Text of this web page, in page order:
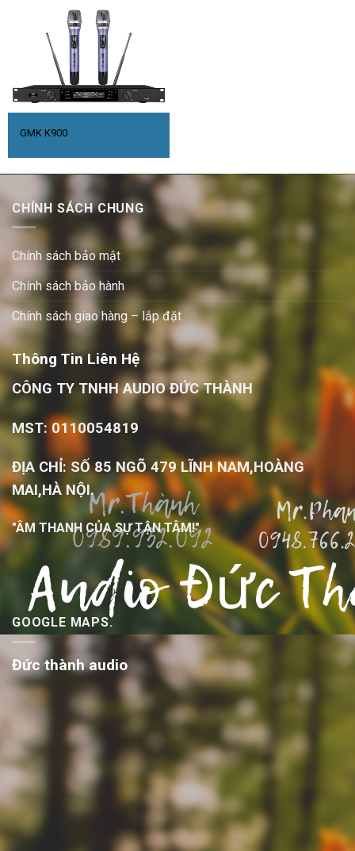
GMK K900
CHÍNH SÁCH CHUNG
Chính sách bảo mật
Chính sách bảo hành
Chính sách giao hàng – lắp đặt
Thông Tin Liên Hệ
CÔNG TY TNHH AUDIO ĐỨC THÀNH
MST: 0110054819
ĐỊA CHỈ: SỐ 85 NGÕ 479 LĨNH NAM,HOÀNG
MAI,HÀ NỘI.
"ÂM THANH CỦA SỰ TẬN TÂM!"
GOOGLE MAPS.
Đức thành audio